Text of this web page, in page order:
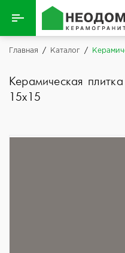
Назад
Керамическая плитка
Главная / Каталог /
Керамическая
15x15